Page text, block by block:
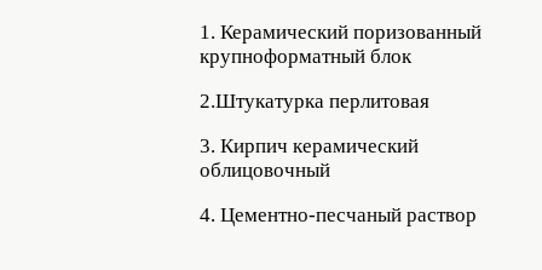
1. Керамический поризованный
крупноформатный блок
2.Штукатурка перлитовая
3. Кирпич керамический
облицовочный
4. Цементно-песчаный раствор